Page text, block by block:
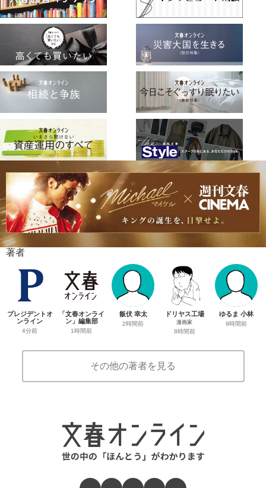
著者
プレジデントオ
ンライン
4分前
「文春オンライ
ン」編集部
1時間前
飯伏 幸太
2時間前
ドリヤス工場
漫画家
8時間前
ゆるま 小林
9時間前
その他の著者を見る